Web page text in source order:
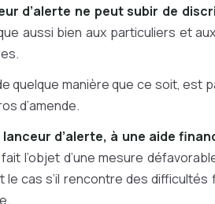
d’alerte ne peut subir de
aussi bien aux particuliers et
quelque manière que ce soit, est
d’amende.
d’alerte, à une aide
l’objet d’une mesure
cas s’il rencontre des difficultés